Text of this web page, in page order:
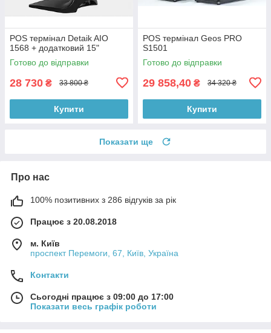
POS термінал Detaik AIO
1568 + додатковий 15"
Готово до відправки
28 730 ₴ 33 800 ₴
Купити
POS термінал Geos PRO
S1501
Готово до відправки
29 858,40 ₴ 34 320 ₴
Купити
Показати ще
Про нас
100% позитивних з 286 відгуків за рік
Працює з 20.08.2018
м. Київ
проспект Перемоги, 67, Київ, Україна
Контакти
Сьогодні працює з 09:00 до 17:00
Показати весь графік роботи